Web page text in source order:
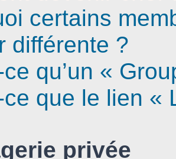
certains
différente ?
ce qu’un «
ce que le lien «
privée